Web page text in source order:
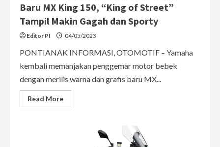
Baru MX King 150, “King of Street”
Tampil Makin Gagah dan Sporty
Editor PI 04/05/2023
PONTIANAK INFORMASI, OTOMOTIF – Yamaha
kembali memanjakan penggemar motor bebek
dengan merilis warna dan grafis baru MX...
Read MoreRead
more